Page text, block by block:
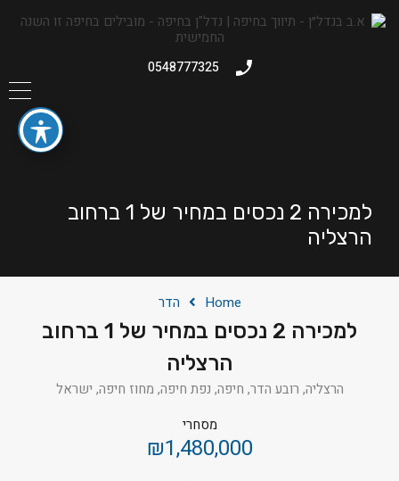
0548777325
למכירה 2 נכסים במחיר של 1 ברחוב
הרצליה
Home הדר
למכירה 2 נכסים במחיר של 1 ברחוב
הרצליה
הרצליה, רובע הדר, חיפה, נפת חיפה, מחוז חיפה, ישראל
מסחרי
₪1,480,000